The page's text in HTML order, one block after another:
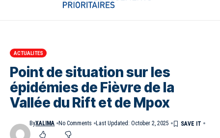
ACTUALITES
Point de situation sur les
épidémies de Fièvre de la
Vallée du Rift et de Mpox
ByXALIMA No Comments Last Updated: October 2, 2025